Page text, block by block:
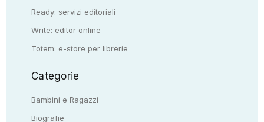
Ready: servizi editoriali
Write: editor online
Totem: e-store per librerie
Categorie
Bambini e Ragazzi
Biografie